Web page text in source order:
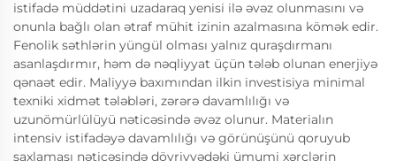
istifadə müddətini uzadaraq yenisi ilə əvəz olunmasını və
onunla bağlı olan ətraf mühit izinin azalmasına kömək edir.
Fenolik səthlərin yüngül olması yalnız quraşdırmanı
asanlaşdırmır, həm də nəqliyyat üçün tələb olunan enerjiyə
qənaət edir. Maliyyə baxımından ilkin investisiya minimal
texniki xidmət tələbləri, zərərə davamlılığı və
uzunömürlülüyü nəticəsində əvəz olunur. Materialın
intensiv istifadəyə davamlılığı və görünüşünü qoruyub
saxlaması nəticəsində dövriyyədəki ümumi xərclərin